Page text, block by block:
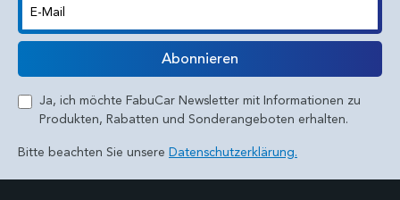
E-Mail
Abonnieren
Ja, ich möchte FabuCar Newsletter mit Informationen zu
Produkten, Rabatten und Sonderangeboten erhalten.
Bitte beachten Sie unsere Datenschutzerklärung.